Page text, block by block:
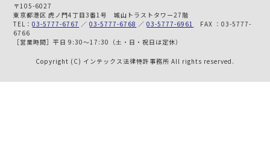
〒105-6027
東京都港区 虎ノ門4丁目3番1号 城山トラストタワー27階
TEL：03-5777-6767 ／03-5777-6768 ／03-5777-6961
FAX ：03-5777-
6766
［営業時間］平日 9:30～17:30（土・日・祝日は定休）
Copyright (C) インテックス法律特許事務所 All rights reserved.